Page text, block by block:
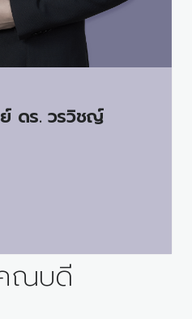
ดร. วรวิชญ์
ณบดี